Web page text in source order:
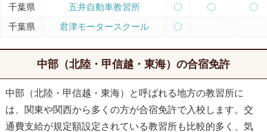
千葉県 五井自動車教習所 〇 〇
〇
千葉県
君津モータースクール 〇
中部（北陸・甲信越・東海）の合宿免許
中部（北陸・甲信越・東海）と呼ばれる地方の教習所に
は、関東や関西から多くの方が合宿免許で入校します。交
通費支給が規定額設定されている教習所も比較的多く、気